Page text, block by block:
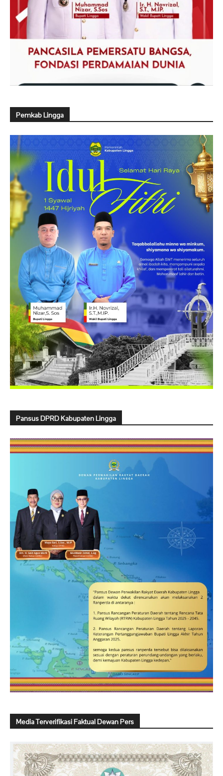
Pemkab Lingga
Pansus DPRD Kabupaten Lingga
Media Terverifikasi Faktual Dewan Pers